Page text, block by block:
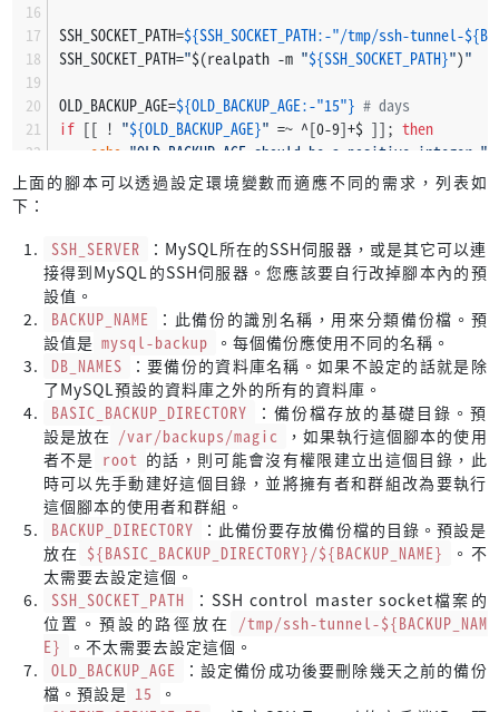
SSH_SOCKET_PATH=${SSH_SOCKET_PATH:-"/tmp/ssh-tunnel-
SSH_SOCKET_PATH="$(realpath -m "${SSH_SOCKET_PATH}")"
OLD_BACKUP_AGE=${OLD_BACKUP_AGE:-"15"} # days
if [[ ! "${OLD_BACKUP_AGE}" =~ ^[0-9]+$ ]]; then
echo "OLD_BACKUP_AGE should be a positive integer."
exit 1
fi
CLIENT_SERVICE_IP=${CLIENT_SERVICE_IP:-"127.0.0.1"}
CLIENT_SERVICE_PORT=${CLIENT_SERVICE_PORT:-"3306"}
SERVER_SERVICE_IP=${SERVER_SERVICE_IP:-"127.0.0.1"}
SERVER_SERVICE_PORT=
${SERVER_SERVICE_PORT:-"3306"}
MYSQL_USERNAME=${MYSQL_USERNAME:-"root"}
MYSQL_PASSWORD=${MYSQL_PASSWORD:-"12345678"}
if ss -tan | tr -s ' ' | cut -d " " -f 4 | grep -m1
echo "${CLIENT_SERVICE_IP}:${CLIENT_SERVICE_PORT} is
exit 2
fi
(rm -f "${SSH_SOCKET_PATH}
if [ ! -d "${BACKUP_DIRECTORY}" ]; then
if [ -e "${BACKUP_DIRECTORY}
echo "${BACKUP_DIRECTORY} exists and it is not a
exit 4
上面的腳本可以透過設定環境變數而適應不同的需求，列表如
下：
SSH_SERVER
：MySQL所在的SSH伺服器，或是其它可以連
接得到MySQL的SSH伺服器。您應該要自行改掉腳本內的預
設值。
BACKUP_NAME
：此備份的識別名稱，用來分類備份檔。預
設值是 mysql-backup
。每個備份應使用不同的名稱。
DB_NAMES
：要備份的資料庫名稱。如果不設定的話就是除
了MySQL預設的資料庫之外的所有的資料庫。
BASIC_BACKUP_DIRECTORY
：備份檔存放的基礎目錄。預
設是放在 /var/backups/magic
，如果執行這個腳本的使用
者不是 root 的話，則可能會沒有權限建立出這個目錄，此
時可以先手動建好這個目錄，並將擁有者和群組改為要執行
這個腳本的使用者和群組。
BACKUP_DIRECTORY
：此備份要存放備份檔的目錄。預設是
放在 ${BASIC_BACKUP_DIRECTORY}/${BACKUP_NAME}
。不
太需要去設定這個。
SSH_SOCKET_PATH
：SSH control master socket檔案的
位置。預設的路徑放在 /tmp/ssh-tunnel-${BACKUP_NAM
E}
。不太需要去設定這個。
OLD_BACKUP_AGE
：設定備份成功後要刪除幾天之前的備份
檔。預設是 15
。